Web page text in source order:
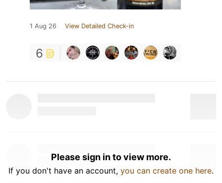
1 Aug 26 View Detailed Check-in
6
Please sign in to view more.
If you don't have an account, you can create one here.